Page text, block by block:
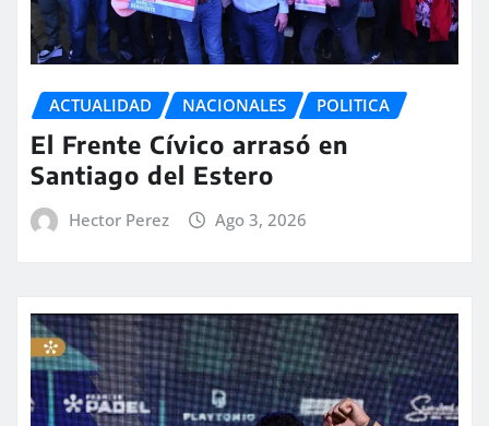
ACTUALIDAD NACIONALES POLITICA
El Frente Cívico arrasó en
Santiago del Estero
Hector Perez Ago 3, 2026